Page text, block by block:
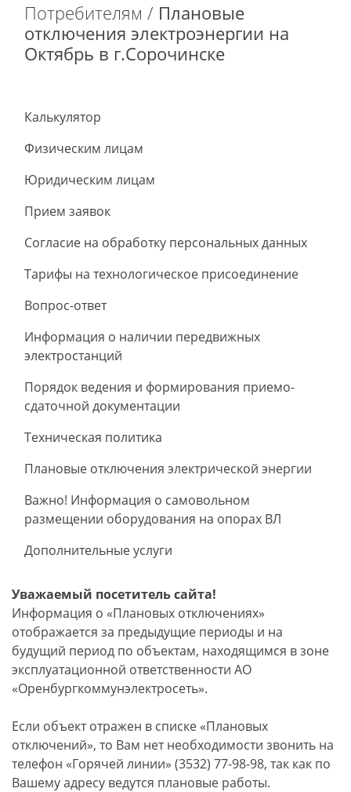
Потребителям / Плановые
отключения электроэнергии на
Октябрь в г.Сорочинске
Калькулятор
Физическим лицам
Юридическим лицам
Прием заявок
Согласие на обработку персональных данных
Тарифы на технологическое присоединение
Вопрос-ответ
Информация о наличии передвижных
электростанций
Порядок ведения и формирования приемо-
сдаточной документации
Техническая политика
Плановые отключения электрической энергии
Важно! Информация о самовольном
размещении оборудования на опорах ВЛ
Дополнительные услуги
Уважаемый посетитель сайта!
Информация о «Плановых отключениях»
отображается за предыдущие периоды и на
будущий период по объектам, находящимся в зоне
эксплуатационной ответственности АО
«Оренбургкоммунэлектросеть».
Если объект отражен в списке «Плановых
отключений», то Вам нет необходимости звонить на
телефон «Горячей линии» (3532) 77-98-98, так как по
Вашему адресу ведутся плановые работы.